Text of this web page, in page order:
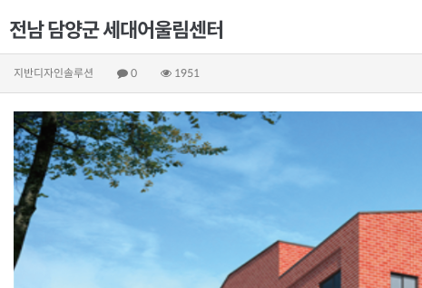
사업분야
깊은기초
그라우팅
전남 담양군 세대어울림센터
지반디자인솔루션 0 1951